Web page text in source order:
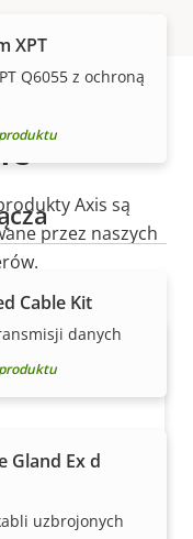
XPT
Q6055 z ochroną
Cable Kit
danych
Gland Ex d
uzbrojonych
Axis są
przez naszych